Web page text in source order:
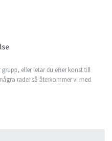
eller letar du efter konst till
rader så återkommer vi med